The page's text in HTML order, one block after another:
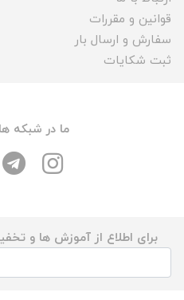
قوانین و مقررات
سفارش و ارسال بار
ثبت شکایات
ما در شبکه
برای اطلاع از آموزش ها و